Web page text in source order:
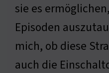
sie es
Episoden
mich, ob diese
auch die